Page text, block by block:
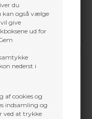
du
kan også vælge
give
ud for
nederst i
af cookies og
indsamling og
ved at trykke